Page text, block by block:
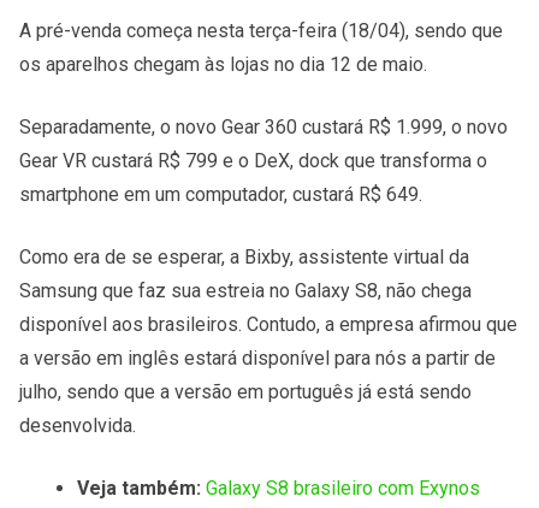
A pré-venda começa nesta terça-feira (18/04), sendo que
os aparelhos chegam às lojas no dia 12 de maio.
Separadamente, o novo Gear 360 custará R$ 1.999, o novo
Gear VR custará R$ 799 e o DeX, dock que transforma o
smartphone em um computador, custará R$ 649.
Como era de se esperar, a Bixby, assistente virtual da
Samsung que faz sua estreia no Galaxy S8, não chega
disponível aos brasileiros. Contudo, a empresa afirmou que
a versão em inglês estará disponível para nós a partir de
julho, sendo que a versão em português já está sendo
desenvolvida.
Veja também: Galaxy S8 brasileiro com Exynos